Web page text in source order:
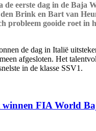
eerste dag in de Baja
Brink en Bart van
probleem gooide roet in
de dag in Italië
afgesloten. Het
in de klasse SSV1.
winnen FIA World